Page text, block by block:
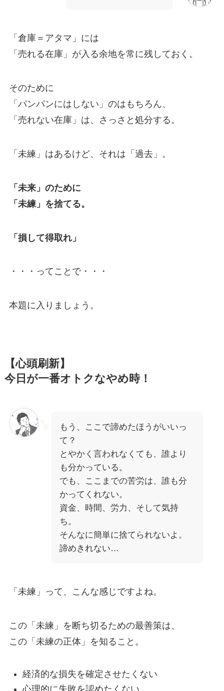
「倉庫＝アタマ」には
「売れる在庫」が入る余地を常に残しておく。
そのために
「パンパンにはしない」のはもちろん、
「売れない在庫」は、さっさと処分する。
「未練」はあるけど、それは「過去」。
「未来」のために
「未練」を捨てる。
「損して得取れ」
・・・ってことで・・・
本題に入りましょう。
【心頭刷新】
今日が一番オトクなやめ時！
もう、ここで諦めたほうがいいっ
て？
とやかく言われなくても、誰より
も分かっている。
でも、ここまでの苦労は、誰も分
かってくれない。
資金、時間、労力、そして気持
ち。
そんなに簡単に捨てられないよ。
諦めきれない…
「未練」って、こんな感じですよね。
この「未練」を断ち切るための最善策は、
この「未練の正体」を知ること。
経済的な損失を確定させたくない